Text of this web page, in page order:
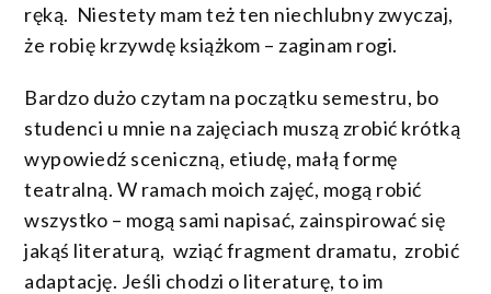
ręką. Niestety mam też ten niechlubny zwyczaj,
że robię krzywdę książkom – zaginam rogi.
Bardzo dużo czytam na początku semestru, bo
studenci u mnie na zajęciach muszą zrobić krótką
wypowiedź sceniczną, etiudę, małą formę
teatralną. W ramach moich zajęć, mogą robić
wszystko – mogą sami napisać, zainspirować się
jakąś literaturą, wziąć fragment dramatu, zrobić
adaptację. Jeśli chodzi o literaturę, to im